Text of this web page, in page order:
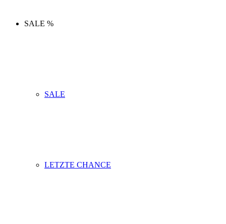
SALE %
SALE
LETZTE CHANCE